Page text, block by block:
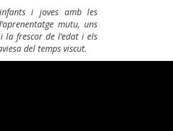
i joves amb les
mutu, uns
frescor de l’edat i els
del temps viscut.